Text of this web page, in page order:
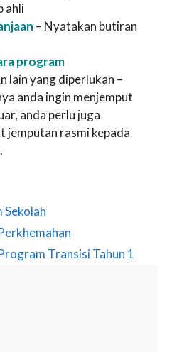
ahli
– Nyatakan butiran
program
lain yang diperlukan –
anda ingin menjemput
anda perlu juga
jemputan rasmi kepada
Transisi Tahun 1